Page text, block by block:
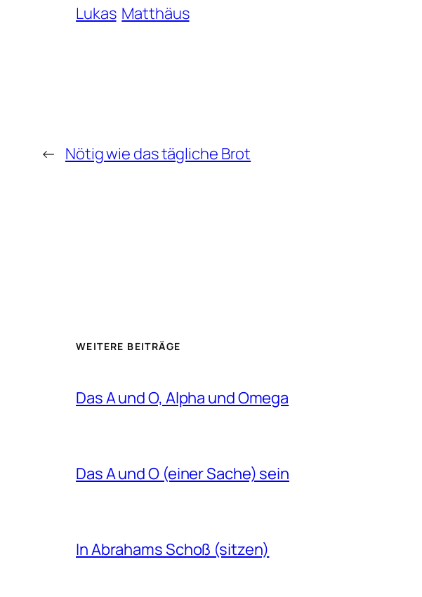
Lukas Matthäus
← Nötig wie das tägliche Brot
WEITERE BEITRÄGE
Das A und O, Alpha und Omega
Das A und O (einer Sache) sein
In Abrahams Schoß (sitzen)